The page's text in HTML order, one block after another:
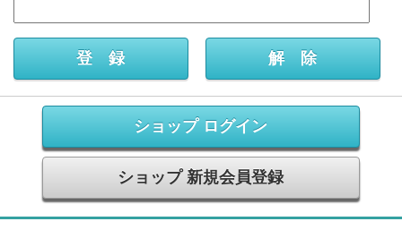
ショップ ログイン
ショップ 新規会員登録